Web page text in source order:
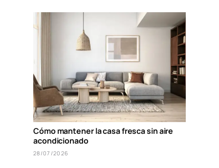
Cómo mantener la casa fresca sin aire
acondicionado
28/07/2026